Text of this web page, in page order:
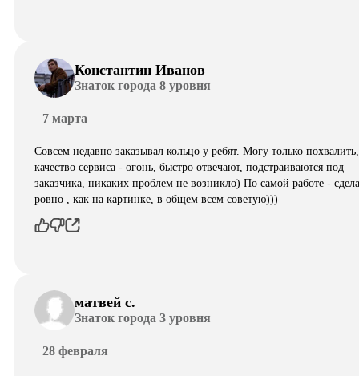
Константин Иванов
Знаток города 8 уровня
7 марта
Совсем недавно заказывал кольцо у ребят. Могу только похвалить,
качество сервиса - огонь, быстро отвечают, подстраиваются под
заказчика, никаких проблем не возникло) По самой работе -
ровно , как на картинке, в общем всем советую)))
матвей с.
Знаток города 3 уровня
28 февраля